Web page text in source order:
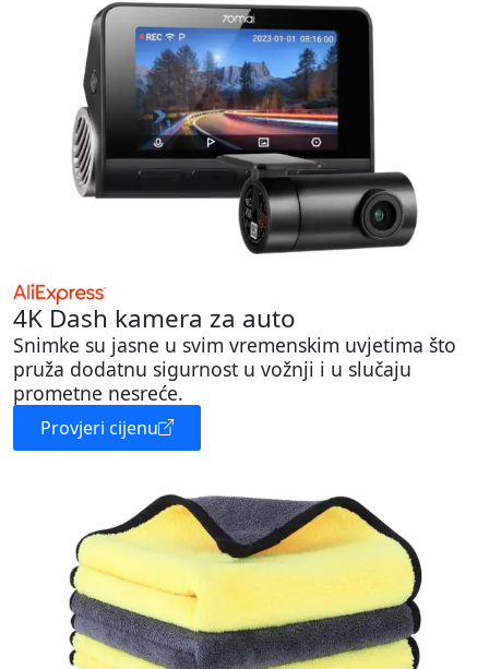
4K Dash kamera za auto
Snimke su jasne u svim vremenskim uvjetima što
pruža dodatnu sigurnost u vožnji i u slučaju
prometne nesreće.
Provjeri cijenu